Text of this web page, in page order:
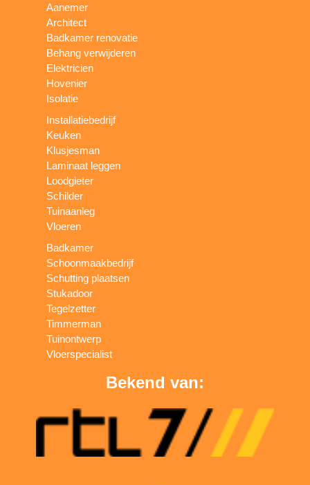
Aanemer
Architect
Badkamer renovatie
Behang verwijderen
Elektricien
Hovenier
Isolatie
Installatiebedrijf
Keuken
Klusjesman
Laminaat leggen
Loodgieter
Schilder
Tuinaanleg
Vloeren
Badkamer
Schoonmaakbedrijf
Schutting plaatsen
Stukadoor
Tegelzetter
Timmerman
Tuinontwerp
Vloerspecialist
Bekend van: